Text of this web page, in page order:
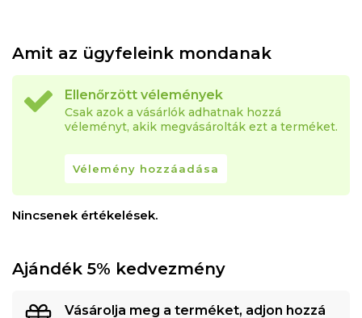
Amit az ügyfeleink mondanak
Ellenőrzött vélemények
Csak azok a vásárlók adhatnak hozzá
véleményt, akik megvásárolták ezt a terméket.
Vélemény hozzáadása
Nincsenek értékelések.
Ajándék 5% kedvezmény
Vásárolja meg a terméket, adjon hozzá